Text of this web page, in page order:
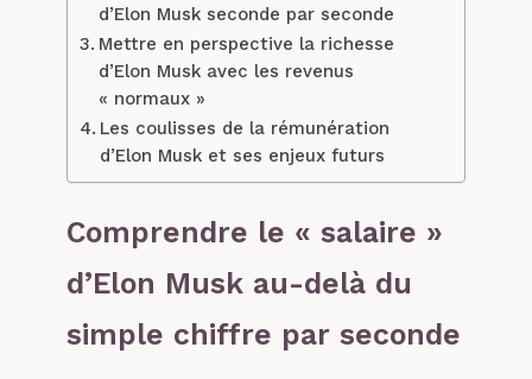
d’Elon Musk seconde par seconde
Mettre en perspective la richesse
d’Elon Musk avec les revenus
« normaux »
Les coulisses de la rémunération
d’Elon Musk et ses enjeux futurs
Comprendre le « salaire »
d’Elon Musk au-delà du
simple chiffre par seconde